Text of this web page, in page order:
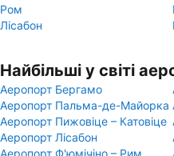
Ром
Лісабон
Найбільші у світі
Аеропорт Бергамо
Аеропорт Пальма-де-Майорка
Аеропорт Пижовіце – Катовіце
Аеропорт Лісабон
Аеропорт Ф'юмічіно – Рим